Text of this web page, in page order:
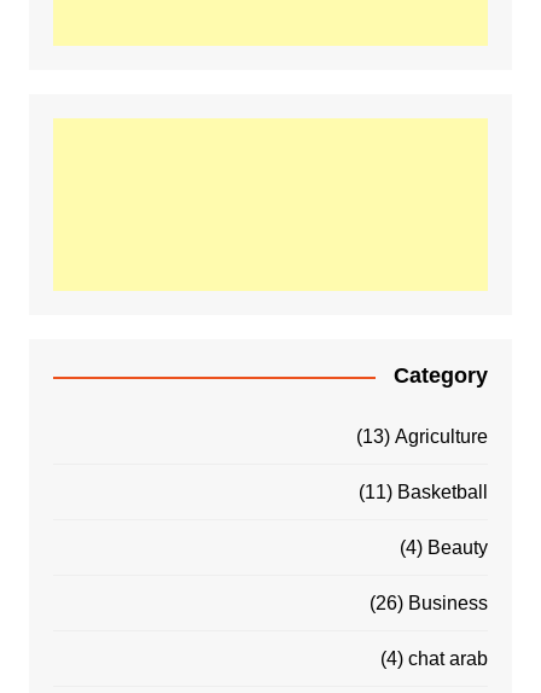
Category
Agriculture
(13)
Basketball
(11)
Beauty
(4)
Business
(26)
chat arab
(4)